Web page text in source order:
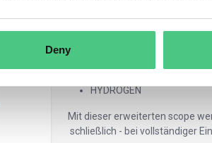
Deny
ZEMENT
EISEN & STAHL
HYDROGEN
Mit dieser erweiterten scope
schließlich - bei vollständiger